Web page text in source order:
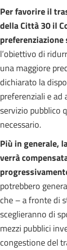
Per favorire il
della Città 30 il
l’obiettivo di
una maggiore
dichiarato la
preferenziali e
servizio pubblico
necessario.
Più in generale,
verrà
potrebbero
che – a fronte di
sceglieranno di
mezzi pubblici
congestione del